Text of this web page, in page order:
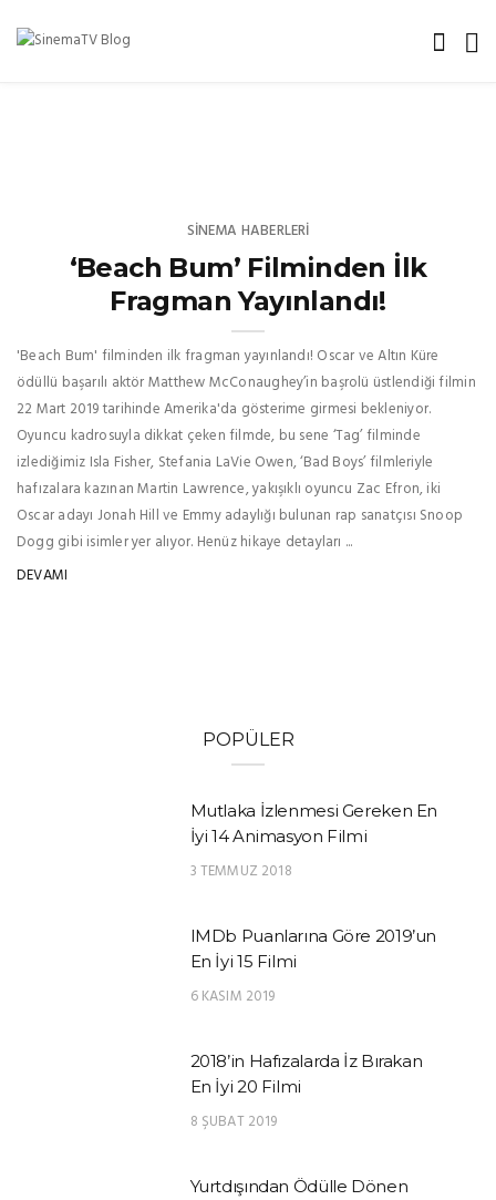
SINEMA HABERLERI
‘Beach Bum’ Filminden İlk
Fragman Yayınlandı!
'Beach Bum' filminden ilk fragman yayınlandı! Oscar ve Altın Küre
ödüllü başarılı aktör Matthew McConaughey’in başrolü üstlendiği filmin
22 Mart 2019 tarihinde Amerika'da gösterime girmesi bekleniyor.
Oyuncu kadrosuyla dikkat çeken filmde, bu sene ‘Tag’ filminde
izlediğimiz Isla Fisher, Stefania LaVie Owen, ‘Bad Boys’ filmleriyle
hafızalara kazınan Martin Lawrence, yakışıklı oyuncu Zac Efron, iki
Oscar adayı Jonah Hill ve Emmy adaylığı bulunan rap sanatçısı Snoop
Dogg gibi isimler yer alıyor. Henüz hikaye detayları ...
DEVAMI
POPÜLER
Mutlaka İzlenmesi Gereken En
İyi 14 Animasyon Filmi
3 TEMMUZ 2018
IMDb Puanlarına Göre 2019’un
En İyi 15 Filmi
6 KASIM 2019
2018’in Hafızalarda İz Bırakan
En İyi 20 Filmi
8 ŞUBAT 2019
Yurtdışından Ödülle Dönen